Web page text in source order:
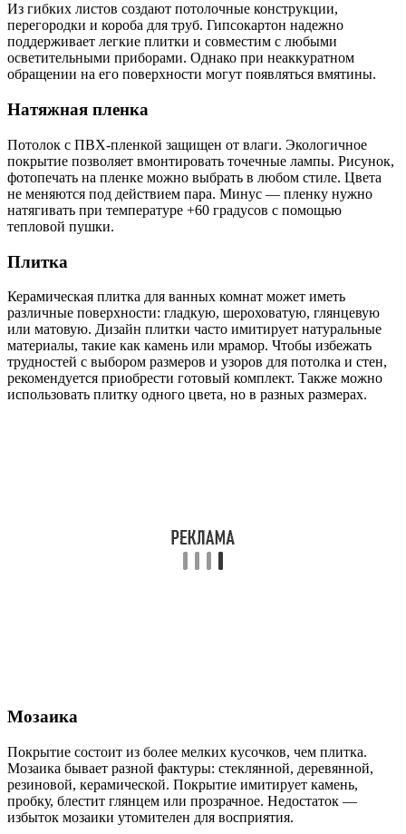
Из гибких листов создают потолочные конструкции,
перегородки и короба для труб. Гипсокартон надежно
поддерживает легкие плитки и совместим с любыми
осветительными приборами. Однако при неаккуратном
обращении на его поверхности могут появляться вмятины.
Натяжная пленка
Потолок с ПВХ-пленкой защищен от влаги. Экологичное
покрытие позволяет вмонтировать точечные лампы. Рисунок,
фотопечать на пленке можно выбрать в любом стиле. Цвета
не меняются под действием пара. Минус — пленку нужно
натягивать при температуре +60 градусов с помощью
тепловой пушки.
Плитка
Керамическая плитка для ванных комнат может иметь
различные поверхности: гладкую, шероховатую, глянцевую
или матовую. Дизайн плитки часто имитирует натуральные
материалы, такие как камень или мрамор. Чтобы избежать
трудностей с выбором размеров и узоров для потолка и стен,
рекомендуется приобрести готовый комплект. Также можно
использовать плитку одного цвета, но в разных размерах.
Мозаика
Покрытие состоит из более мелких кусочков, чем плитка.
Мозаика бывает разной фактуры: стеклянной, деревянной,
резиновой, керамической. Покрытие имитирует камень,
пробку, блестит глянцем или прозрачное. Недостаток —
избыток мозаики утомителен для восприятия.